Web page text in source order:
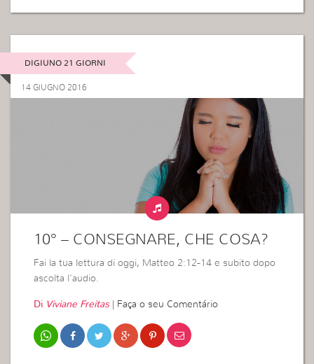
DIGIUNO 21 GIORNI
14 GIUGNO 2016
10° – CONSEGNARE, CHE COSA?
Fai la tua lettura di oggi, Matteo 2:12-14 e subito dopo
ascolta l’audio.
Di Viviane Freitas| Faça o seu Comentário